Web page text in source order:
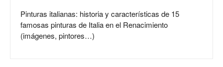
Pinturas italianas: historia y características de 15
famosas pinturas de Italia en el Renacimiento
(imágenes, pintores…)